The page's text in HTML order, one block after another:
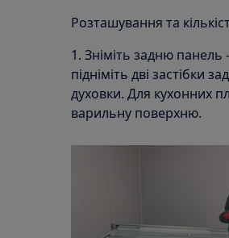
Розташування та
1. Зніміть задню
підніміть дві застібки
духовки. Для кухонних
варильну поверхню.